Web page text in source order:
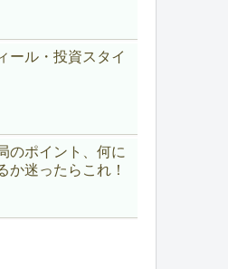
ール・投資スタイ
のポイント、何に
か迷ったらこれ！